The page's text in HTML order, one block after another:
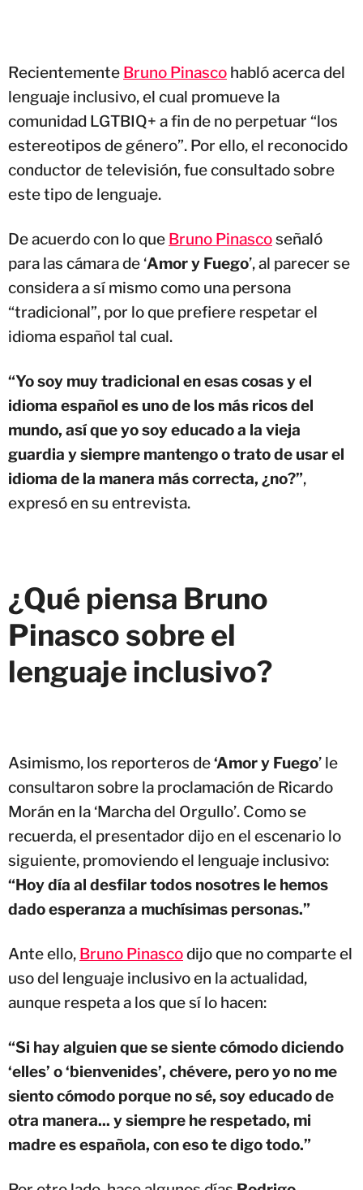
Recientemente Bruno Pinasco habló acerca del
lenguaje inclusivo, el cual promueve la
comunidad LGTBIQ+ a fin de no perpetuar “los
estereotipos de género”. Por ello, el reconocido
conductor de televisión, fue consultado sobre
este tipo de lenguaje.
De acuerdo con lo que Bruno Pinascoseñaló
para las cámara de ‘Amor y Fuego’, al parecer se
considera a sí mismo como una persona
“tradicional”, por lo que prefiere respetar el
idioma español tal cual.
“Yo soy muy tradicional en esas cosas y el
idioma español es uno de los más ricos del
mundo, así que yo soy educado a la vieja
guardia y siempre mantengo o trato de usar el
idioma de la manera más correcta, ¿no?”,
expresó en su entrevista.
¿Qué piensa Bruno
Pinasco sobre el
lenguaje inclusivo?
Asimismo, los reporteros de‘Amor y Fuego’ le
consultaron sobre la proclamación de Ricardo
Morán en la ‘Marcha del Orgullo’. Como se
recuerda, el presentador dijo en el escenario lo
siguiente, promoviendo el lenguaje inclusivo:
“Hoy día al desfilar todos nosotres le hemos
dado esperanza a muchísimas personas.”
Ante ello, Bruno Pinascodijo que no comparte el
uso del lenguaje inclusivo en la actualidad,
aunque respeta a los que sí lo hacen:
“Si hay alguien que se siente cómodo diciendo
‘elles’ o ‘bienvenides’, chévere, pero yo no me
siento cómodo porque no sé, soy educado de
otra manera... y siempre he respetado, mi
madre es española, con eso te digo todo.”